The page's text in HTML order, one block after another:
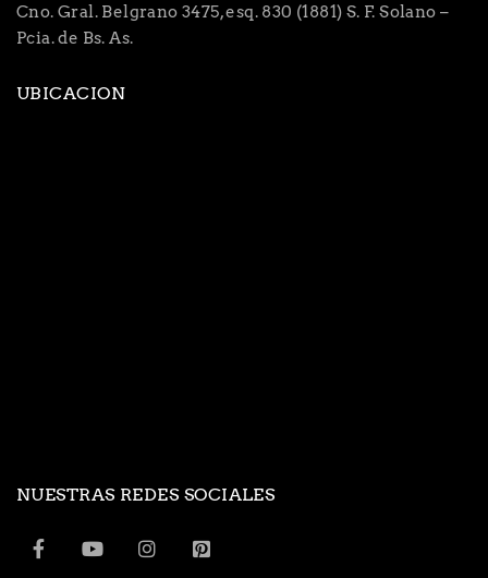
Cno. Gral. Belgrano 3475, esq. 830 (1881) S. F. Solano –
Pcia. de Bs. As.
UBICACION
NUESTRAS REDES SOCIALES